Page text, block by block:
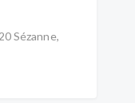
Sézanne,